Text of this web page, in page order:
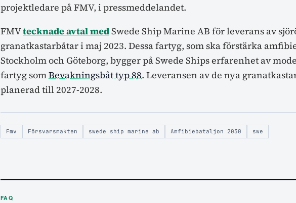
projektledare på FMV, i pressmeddelandet.
FMVtecknade avtal medSwede Ship Marine AB för leverans av
granatkastarbåtar i maj 2023. Dessa fartyg, som ska förstärka
Stockholm och Göteborg, bygger på Swede Ships erfarenhet av
fartyg somBevakningsbåt typ 88. Leveransen av de nya
planerad till 2027-2028.
Fmv Försvarsmakten swede ship marine ab Amfibiebataljon 2030 swe
FAQ